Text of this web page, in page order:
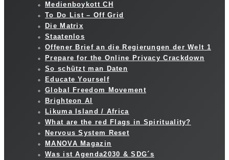
Medienboykott CH
To Do List – Off Grid
Die Matrix
Staatenlos
Offener Brief an die Regierungen der Welt 1
Prepare for the Online Privacy Crackdown
So schützt man Daten
Educate Yourself
Global Freedom Movement
Brighteon AI
Likuma Island / Africa
What are the red Flags in Spirituality?
Nervous System Reset
MANOVA Magazin
Was ist Agenda2030 & SDG´s